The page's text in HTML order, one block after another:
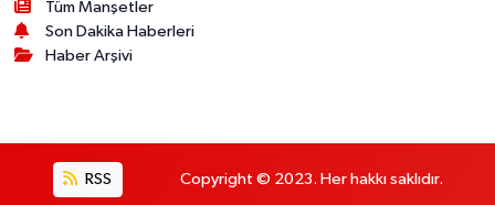
Tüm Manşetler
Son Dakika Haberleri
Haber Arşivi
RSS Copyright © 2023. Her hakkı saklıdır.